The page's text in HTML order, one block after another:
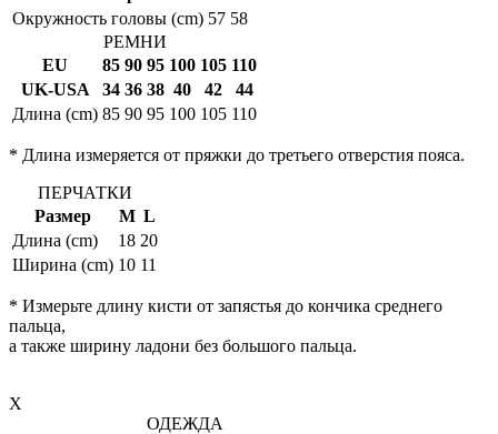
Окружность головы (cm) 57 58
РЕМНИ
EU
85 90 95 100 105 110
UK-USA
34 36 38 40 42
44
Длина (cm) 85 90 95 100 105 110
* Длина измеряется от пряжки до третьего отверстия пояса.
ПЕРЧАТКИ
Размер
M L
Длина (cm)
18 20
Ширина (cm) 10 11
* Измерьте длину кисти от запястья до кончика среднего
пальца,
а также ширину ладони без большого пальца.
X
ОДЕЖДА